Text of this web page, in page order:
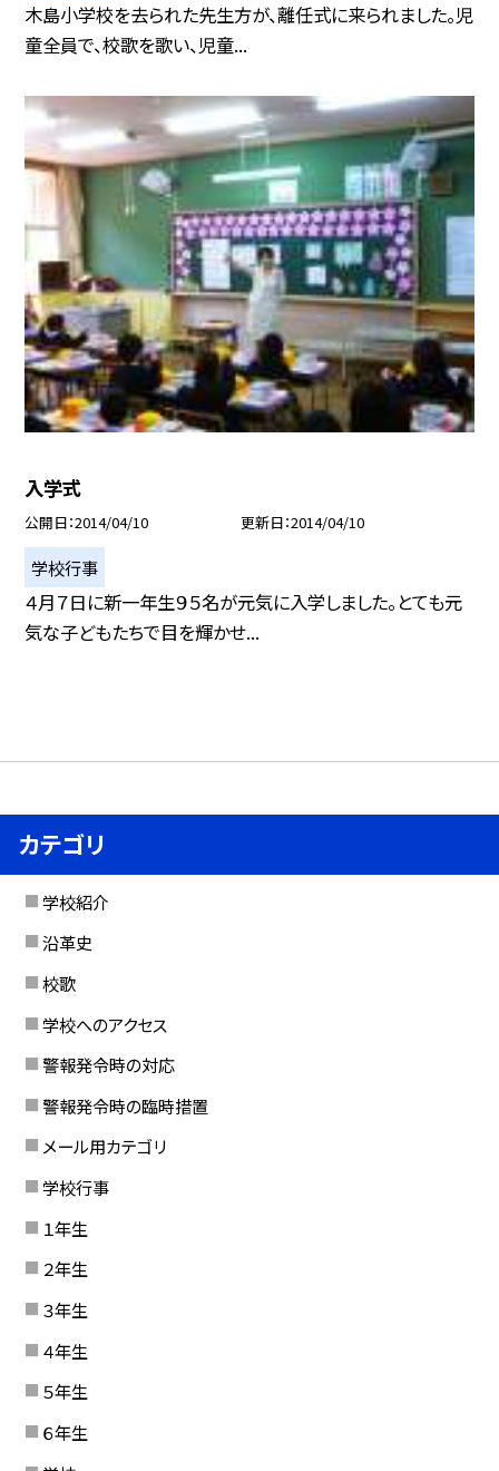
木島小学校を去られた先生方が、離任式に来られました。児
童全員で、校歌を歌い、児童...
入学式
公開日 2014/04/10 更新日 2014/04/10
学校行事
４月７日に新一年生９５名が元気に入学しました。とても元
気な子どもたちで目を輝かせ...
カテゴリ
学校紹介
沿革史
校歌
学校へのアクセス
警報発令時の対応
警報発令時の臨時措置
メール用カテゴリ
学校行事
１年生
２年生
３年生
４年生
５年生
６年生